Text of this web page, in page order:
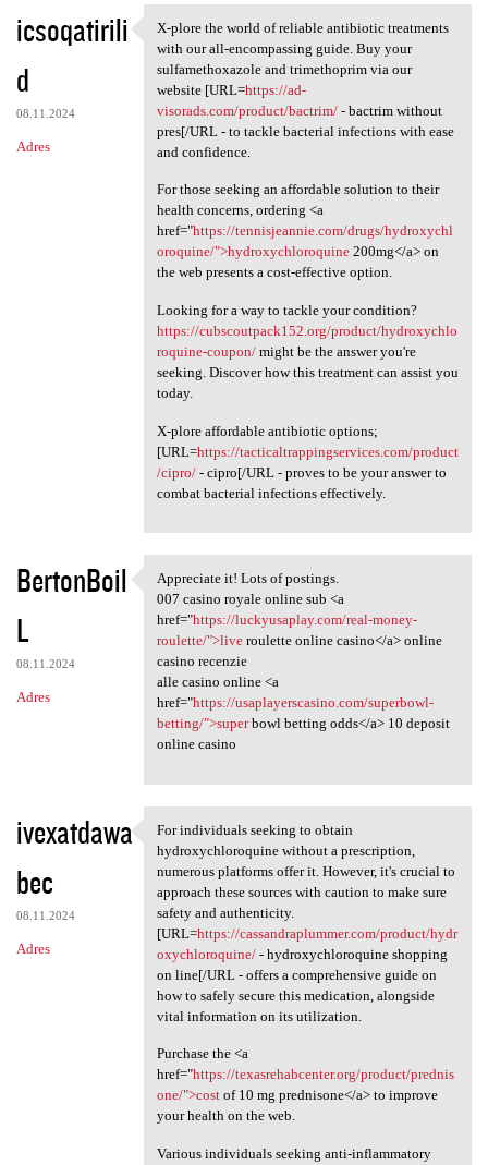
icsoqatirili
d
08.11.2024
Adres
X-plore the world of reliable
X-plore the world of reliable antibiotic treatments
with our all-encompassing guide. Buy your
sulfamethoxazole and trimethoprim via our
website [URL=https://ad-
visorads.com/product/bactrim/- bactrim without
pres[/URL - to tackle bacterial infections with ease
and confidence.
For those seeking an affordable solution to their
health concerns, ordering <a
href="https://tennisjeannie.com/drugs/hydroxychl
oroquine/">hydroxychloroquine200mg</a> on
the web presents a cost-effective option.
Looking for a way to tackle your condition?
https://cubscoutpack152.org/product/hydroxychlo
roquine-coupon/might be the answer you're
seeking. Discover how this treatment can assist you
today.
X-plore affordable antibiotic options;
[URL=https://tacticaltrappingservices.com/product
/cipro/- cipro[/URL - proves to be your answer to
combat bacterial infections effectively.
BertonBoil
L
08.11.2024
Adres
Appreciate it! Lots of
Appreciate it! Lots of postings.
007 casino royale online sub <a
href="https://luckyusaplay.com/real-money-
roulette/">liveroulette online casino</a> online
casino recenzie
alle casino online <a
href="https://usaplayerscasino.com/superbowl-
betting/">superbowl betting odds</a> 10 deposit
online casino
ivexatdawa
bec
08.11.2024
Adres
For individuals seeking to
For individuals seeking to obtain
hydroxychloroquine without a prescription,
numerous platforms offer it. However, it's crucial to
approach these sources with caution to make sure
safety and authenticity.
[URL=https://cassandraplummer.com/product/hydr
oxychloroquine/- hydroxychloroquine shopping
on line[/URL - offers a comprehensive guide on
how to safely secure this medication, alongside
vital information on its utilization.
Purchase the <a
href="https://texasrehabcenter.org/product/prednis
one/">costof 10 mg prednisone</a> to improve
your health on the web.
Various individuals seeking anti-inflammatory